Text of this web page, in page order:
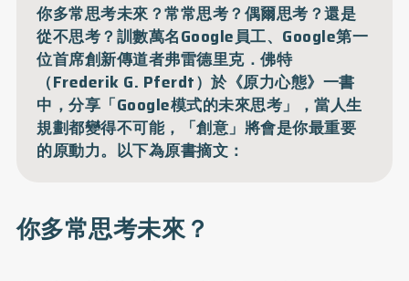
你多常思考未來？常常思考？偶爾思考？還是
從不思考？訓數萬名Google員工、Google第一
位首席創新傳道者弗雷德里克．佛特
（Frederik G. Pferdt）於《原力心態》一書
中，分享「Google模式的未來思考」，當人生
規劃都變得不可能，「創意」將會是你最重要
的原動力。以下為原書摘文：
你多常思考未來？